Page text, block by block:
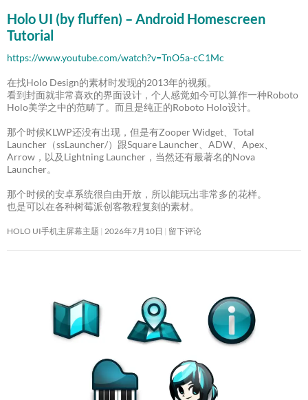
Holo UI (by fluffen) – Android Homescreen
Tutorial
https://www.youtube.com/watch?v=TnO5a-cC1Mc
在找Holo Design的素材时发现的2013年的视频。
看到封面就非常喜欢的界面设计，个人感觉如今可以算作一种Roboto
Holo美学之中的范畴了。而且是纯正的Roboto Holo设计。
那个时候KLWP还没有出现，但是有Zooper Widget、Total
Launcher（ssLauncher/）跟Square Launcher、ADW、Apex、
Arrow，以及Lightning Launcher，当然还有最著名的Nova
Launcher。
那个时候的安卓系统很自由开放，所以能玩出非常多的花样。
也是可以在各种树莓派创客教程复刻的素材。
HOLO UI手机主屏幕主题 2026年7月10日 留下评论